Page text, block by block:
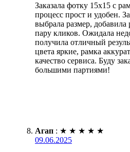
Заказала фотку 15х15 с
процесс прост и удобен.
выбрала размер, добавила
пару кликов. Ожидала
получила отличный
цвета яркие, рамка
качество сервиса. Буду
большими партиями!
Агап : ★ ★ ★ ★ ★
09.06.2025